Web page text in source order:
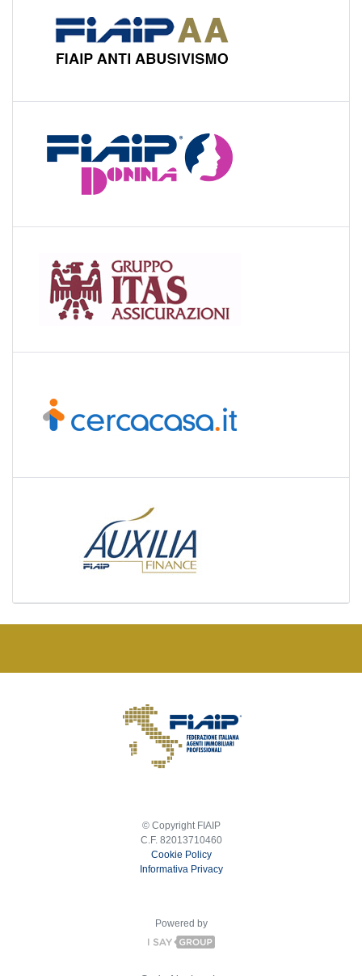
© Copyright FIAIP
C.F. 82013710460
Cookie Policy
Informativa Privacy
Powered by